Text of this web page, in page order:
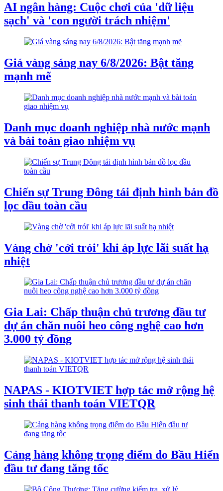
AI ngân hàng: Cuộc chơi của 'dữ liệu
sạch' và 'con người trách nhiệm'
Giá vàng sáng nay 6/8/2026: Bật tăng
mạnh mẽ
Danh mục doanh nghiệp nhà nước mạnh
và bài toán giao nhiệm vụ
Chiến sự Trung Đông tái định hình bản đồ
lọc dầu toàn cầu
Vàng chờ 'cởi trói' khi áp lực lãi suất hạ
nhiệt
Gia Lai: Chấp thuận chủ trương đầu tư
dự án chăn nuôi heo công nghệ cao hơn
3.000 tỷ đồng
NAPAS - KIOTVIET hợp tác mở rộng hệ
sinh thái thanh toán VIETQR
Cảng hàng không trọng điểm do Bầu Hiển
đầu tư đang tăng tốc